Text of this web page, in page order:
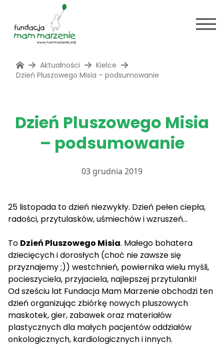
Aktualności
Kielce
Dzień Pluszowego Misia – podsumowanie
Dzień Pluszowego Misia
– podsumowanie
03 grudnia 2019
25 listopada to dzień niezwykły. Dzień pełen ciepła,
radości, przytulasków, uśmiechów i wzruszeń…
To Dzień Pluszowego Misia. Małego bohatera
dziecięcych i dorosłych (choć nie zawsze się
przyznajemy ;)) westchnień, powiernika wielu myśli,
pocieszyciela, przyjaciela, najlepszej przytulanki!
Od sześciu lat Fundacja Mam Marzenie obchodzi ten
dzień organizując zbiórkę nowych pluszowych
maskotek, gier, zabawek oraz materiałów
plastycznych dla małych pacjentów oddziałów
onkologicznych, kardiologicznych i innych.